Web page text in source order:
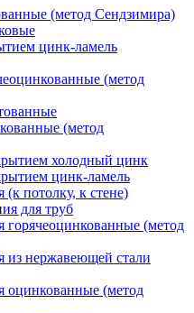
(метод Сендзимира)
цинк-ламель
(метод
(метод
холодный цинк
цинк-ламель
потолку, к стене)
для труб
горячеоцинкованные (метод
из нержавеющей стали
оцинкованные (метод